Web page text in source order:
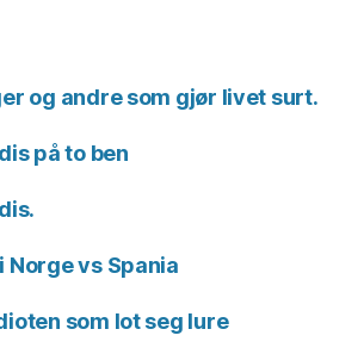
og andre som gjør livet surt.
på to ben
Norge vs Spania
som lot seg lure